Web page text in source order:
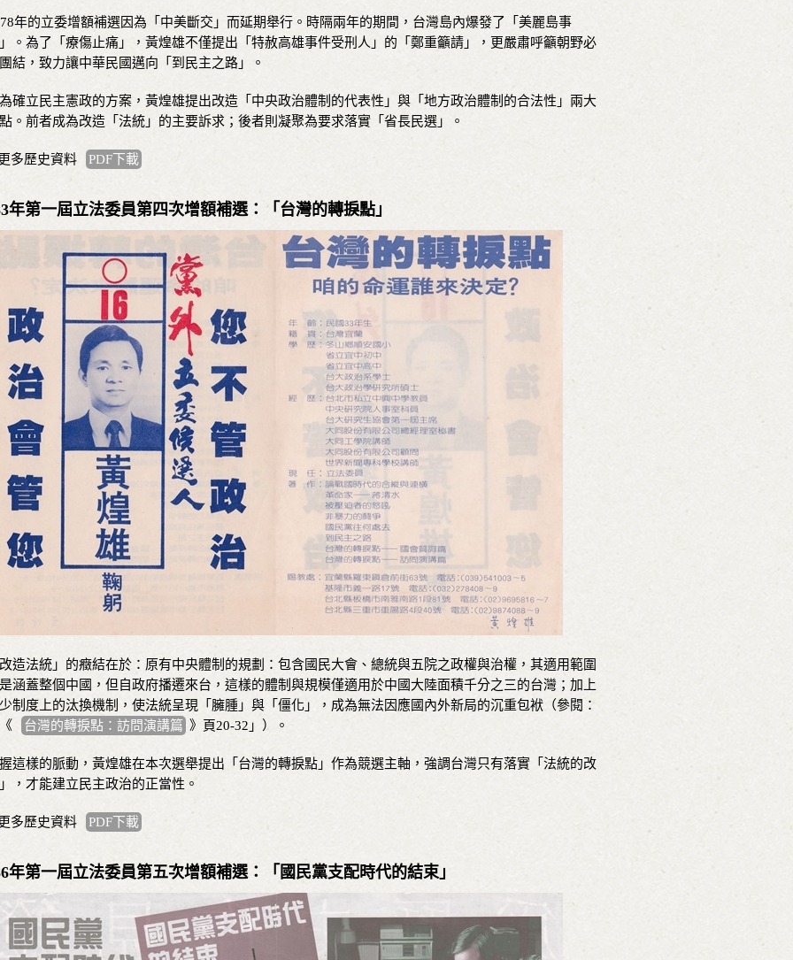
年的立委增額補選因為「中美斷交」而延期舉行。時隔兩年的期間，台灣島內爆發了「美麗島事
。為了「療傷止痛」，黃煌雄不僅提出「特赦高雄事件受刑人」的「鄭重籲請」，更嚴肅呼籲朝野必
結，致力讓中華民國邁向「到民主之路」。
確立民主憲政的方案，黃煌雄提出改造「中央政治體制的代表性」與「地方政治體制的合法性」兩大
。前者成為改造「法統」的主要訴求；後者則凝聚為要求落實「省長民選」。
多歷史資料 PDF下載
年第一屆立法委員第四次增額補選：「台灣的轉捩點」
造法統」的癥結在於：原有中央體制的規劃：包含國民大會、總統與五院之政權與治權，其適用範圍
涵蓋整個中國，但自政府播遷來台，這樣的體制與規模僅適用於中國大陸面積千分之三的台灣；加上
制度上的汰換機制，使法統呈現「臃腫」與「僵化」，成為無法因應國內外新局的沉重包袱（參閱：
台灣的轉捩點：訪問演講篇 》頁20-32」）。
這樣的脈動，黃煌雄在本次選舉提出「台灣的轉捩點」作為競選主軸，強調台灣只有落實「法統的改
，才能建立民主政治的正當性。
多歷史資料 PDF下載
年第一屆立法委員第五次增額補選：「國民黨支配時代的結束」